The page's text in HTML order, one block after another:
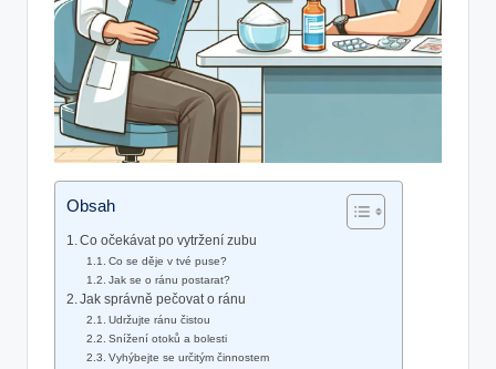
Obsah
Co očekávat po ​vytržení‌ zubu
Co⁤ se děje v tvé puse?
Jak se o ránu postarat?
Jak⁤ správně pečovat o ránu
Udržujte ránu čistou
Snížení otoků a bolesti
Vyhýbejte se‌ určitým činnostem